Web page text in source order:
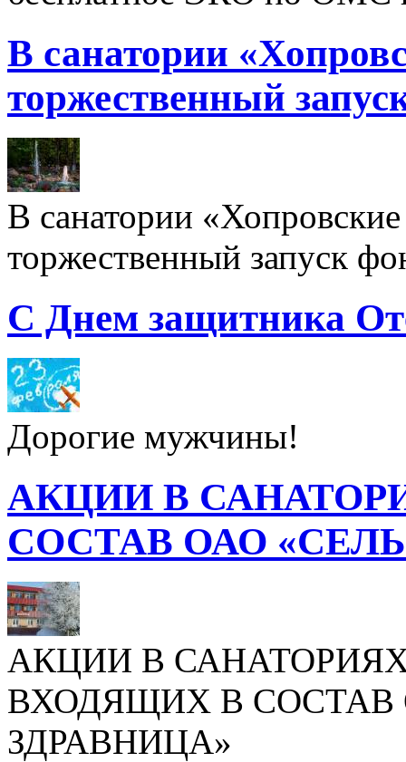
В санатории
торжественный
В санатории «Хопровские
торжественный запуск
С Днем защитника
Дорогие мужчины!
АКЦИИ В
СОСТАВ ОАО
АКЦИИ В
ВХОДЯЩИХ В СОСТАВ
ЗДРАВНИЦА»